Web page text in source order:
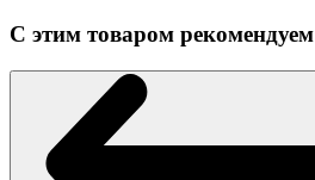
С этим товаром рекомендуем